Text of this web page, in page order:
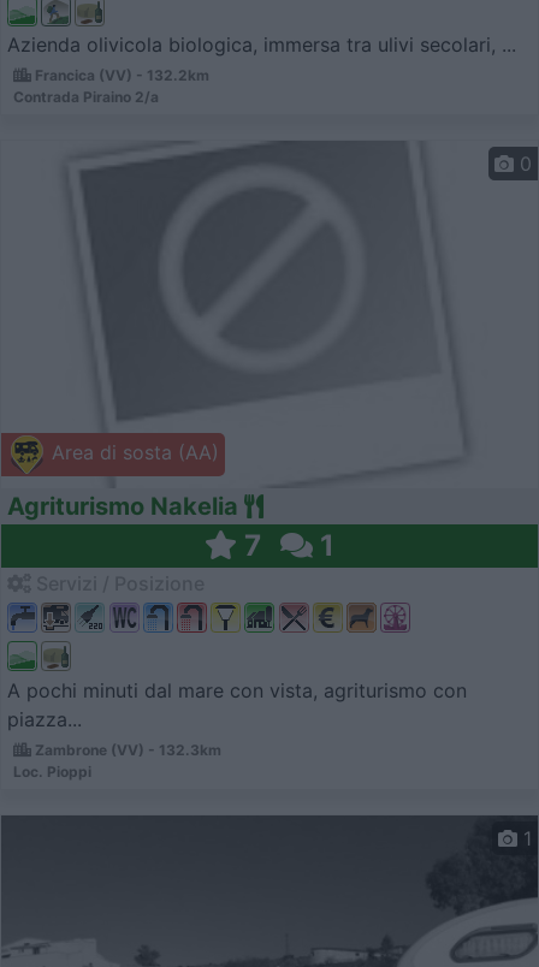
Azienda olivicola biologica, immersa tra ulivi secolari, ...
Francica (VV) - 132.2km
Contrada Piraino 2/a
Area di sosta (AA)
0
Agriturismo Nakelia
7 1
A pochi minuti dal mare con vista, agriturismo con
piazza...
Zambrone (VV) - 132.3km
Loc. Pioppi
1